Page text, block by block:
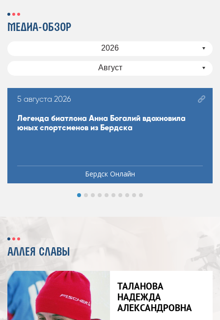
МЕДИА-ОБЗОР
2026
Август
5 августа 2026
Легенда биатлона Анна Богалий вдохновила
юных спортсменов из Бердска
Бердск Онлайн
АЛЛЕЯ СЛАВЫ
ТАЛАНОВА
НАДЕЖДА
АЛЕКСАНДРОВНА